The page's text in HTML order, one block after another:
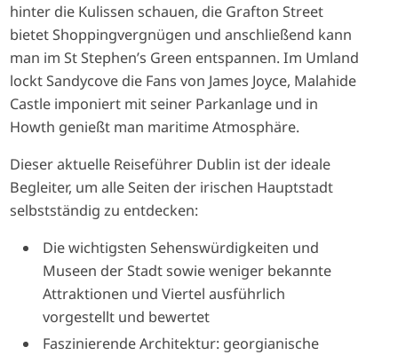
hinter die Kulissen schauen, die Grafton Street
bietet Shoppingvergnügen und anschließend kann
man im St Stephen’s Green entspannen. Im Umland
lockt Sandycove die Fans von James Joyce, Malahide
Castle imponiert mit seiner Parkanlage und in
Howth genießt man maritime Atmosphäre.
Dieser aktuelle Reiseführer Dublin ist der ideale
Begleiter, um alle Seiten der irischen Hauptstadt
selbstständig zu entdecken:
Die wichtigsten Sehenswürdigkeiten und
Museen der Stadt sowie weniger bekannte
Attraktionen und Viertel ausführlich
vorgestellt und bewertet
Faszinierende Architektur: georgianische